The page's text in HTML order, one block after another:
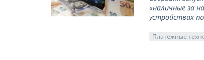
«наличные за
устройствах
Платежные